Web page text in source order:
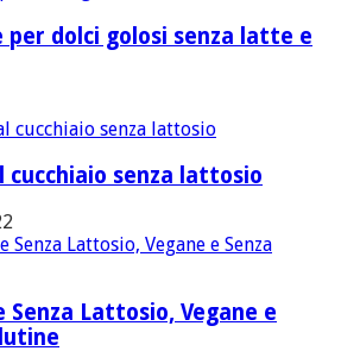
per dolci golosi senza latte e
cucchiaio senza lattosio
Senza Lattosio, Vegane e